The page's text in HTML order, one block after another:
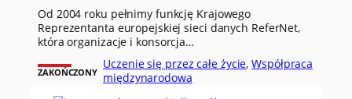
Od 2004 roku pełnimy funkcję Krajowego
Reprezentanta europejskiej sieci danych ReferNet,
która organizacje i konsorcja…
ZAKOŃCZONY
Uczenie się przez całe życie, Współpraca
międzynarodowa